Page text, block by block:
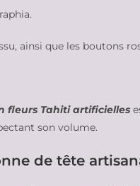
ainsi que les boutons
fleurs Tahiti artificielles
son volume.
de tête